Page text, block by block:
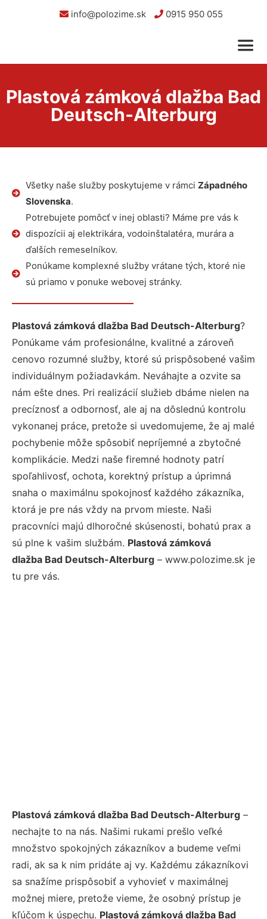
info@polozime.sk 0915 950 055
Plastová zámková dlažba Bad
Deutsch-Alterburg
Všetky naše služby poskytujeme v rámci Západného
Slovenska.
Potrebujete pomôcť v inej oblasti? Máme pre vás k
dispozícii aj elektrikára, vodoinštalatéra, murára a
ďalších remeselníkov.
Ponúkame komplexné služby vrátane tých, ktoré nie
sú priamo v ponuke webovej stránky.
Plastová zámková dlažba Bad Deutsch-Alterburg?
Ponúkame vám profesionálne, kvalitné a zároveň
cenovo rozumné služby, ktoré sú prispôsobené vašim
individuálnym požiadavkám. Neváhajte a ozvite sa
nám ešte dnes. Pri realizácií služieb dbáme nielen na
precíznosť a odbornosť, ale aj na dôslednú kontrolu
vykonanej práce, pretože si uvedomujeme, že aj malé
pochybenie môže spôsobiť nepríjemné a zbytočné
komplikácie. Medzi naše firemné hodnoty patrí
spoľahlivosť, ochota, korektný prístup a úprimná
snaha o maximálnu spokojnosť každého zákazníka,
ktorá je pre nás vždy na prvom mieste. Naši
pracovníci majú dlhoročné skúsenosti, bohatú prax a
sú plne k vašim službám. Plastová zámková
dlažba Bad Deutsch-Alterburg – www.polozime.sk je
tu pre vás.
Plastová zámková dlažba Bad Deutsch-Alterburg –
nechajte to na nás. Našimi rukami prešlo veľké
množstvo spokojných zákazníkov a budeme veľmi
radi, ak sa k nim pridáte aj vy. Každému zákazníkovi
sa snažíme prispôsobiť a vyhovieť v maximálnej
možnej miere, pretože vieme, že osobný prístup je
kľúčom k úspechu. Plastová zámková dlažba Bad